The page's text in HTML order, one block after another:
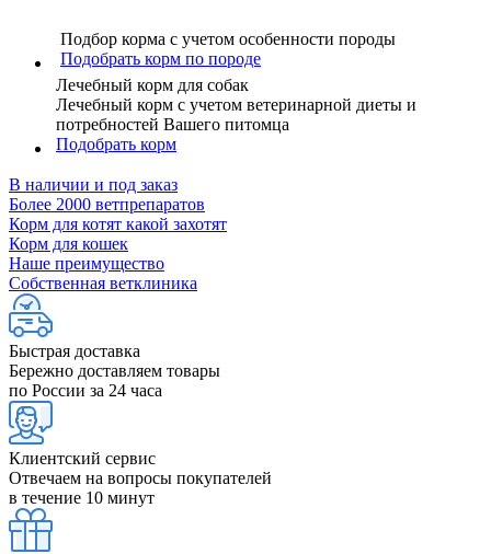
Подбор корма с учетом особенности породы
Подобрать корм по породе
Лечебный корм для собак
Лечебный корм с учетом ветеринарной диеты и
потребностей Вашего питомца
Подобрать корм
В наличии и под заказ
Более 2000 ветпрепаратов
Корм для котят какой захотят
Корм для кошек
Наше преимущество
Собственная ветклиника
Быстрая доставка
Бережно доставляем товары
по России за 24 часа
Клиентский сервис
Отвечаем на вопросы покупателей
в течение 10 минут